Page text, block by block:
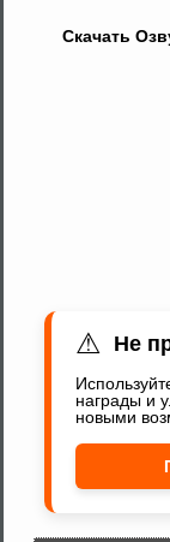
Скачать
⚠ Не
награды и
новыми